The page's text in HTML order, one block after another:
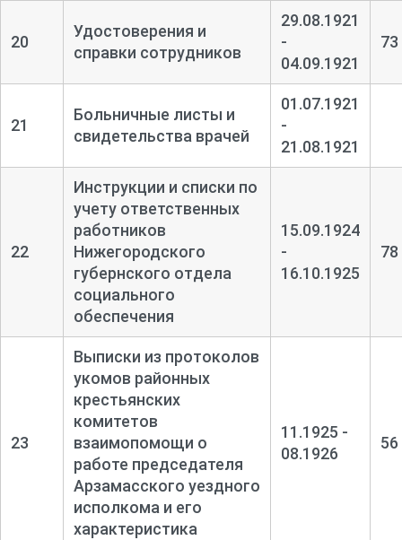
20
Удостоверения и
справки сотрудников
29.08.1921
-
04.09.1921
73
21
Больничные листы и
свидетельства врачей
01.07.1921
-
21.08.1921
22
Инструкции и списки по
учету ответственных
работников
Нижегородского
губернского отдела
социального
обеспечения
15.09.1924
-
16.10.1925
78
23
Выписки из протоколов
укомов районных
крестьянских
комитетов
взаимопомощи о
работе председателя
Арзамасского уездного
исполкома и его
характеристика
11.1925 -
08.1926
56